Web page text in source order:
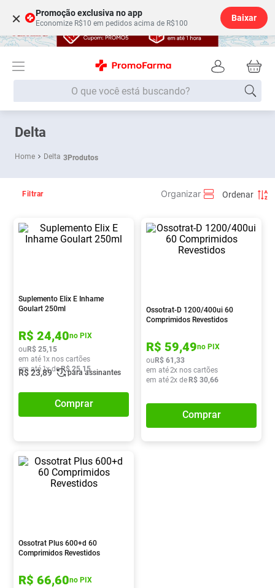
× Promoção exclusiva no app
Economize R$10 em pedidos acima de R$100
Baixar
O que você está buscando?
Delta
Delta 3Produtos
Filtrar
Suplemento Elix E Inhame
Goulart 250ml
R$ 24,40no PIX
ouR$ 25,15
em até 1x nos cartões
em até 1x deR$ 25,15
R$23,89 para assinantes
Comprar
Ossotrat-D 1200/400ui 60
Comprimidos Revestidos
R$ 59,49no PIX
ouR$ 61 ,33
em até2x nos cartões
em até2x deR$ 30,66
Comprar
Ossotrat Plus 600+d 60
Comprimidos Revestidos
R$ 66,60no PIX
Termos mais buscados
1 º Fralda
3º
5º Fralda G
9º Vitamina D
10 Soro Fisiológico